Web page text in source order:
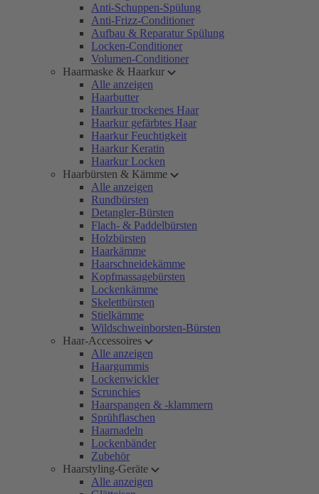
Anti-Schuppen-Spülung
Anti-Frizz-Conditioner
Aufbau & Reparatur Spülung
Locken-Conditioner
Volumen-Conditioner
Haarmaske & Haarkur
Alle anzeigen
Haarbutter
Haarkur trockenes Haar
Haarkur gefärbtes Haar
Haarkur Feuchtigkeit
Haarkur Keratin
Haarkur Locken
Haarbürsten & Kämme
Alle anzeigen
Rundbürsten
Detangler-Bürsten
Flach- & Paddelbürsten
Holzbürsten
Haarkämme
Haarschneidekämme
Kopfmassagebürsten
Lockenkämme
Skelettbürsten
Stielkämme
Wildschweinborsten-Bürsten
Haar-Accessoires
Alle anzeigen
Haargummis
Lockenwickler
Scrunchies
Haarspangen & -klammern
Sprühflaschen
Haarnadeln
Lockenbänder
Zubehör
Haarstyling-Geräte
Alle anzeigen